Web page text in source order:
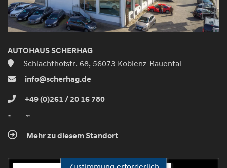
AUTOHAUS SCHERHAG
Schlachthofstr. 68, 56073 Koblenz-Rauental
info@scherhag.de
+49 (0)261 / 20 16 780
Mehr zu diesem Standort